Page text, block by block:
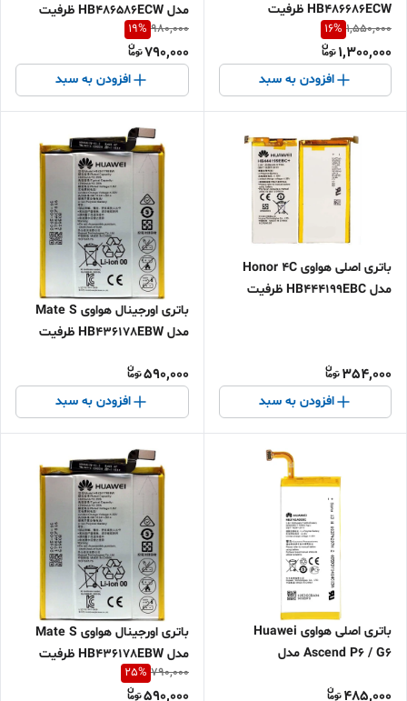
HB486686ECW ظرفیت
اقساطی و ارسال سریع
1,550,000
16%
1,300,000
افزودن به سبد
مدل HB486586ECW ظرفیت
اقساطی و ارسال سریع
980,000
19%
790,000
افزودن به سبد
باتری اصلی هواوی Honor 4C
مدل HB444199EBC ظرفیت
354,000
افزودن به سبد
باتری اورجینال هواوی Mate S
مدل HB436178EBW ظرفیت
ارسال سریع
590,000
افزودن به سبد
باتری اصلی هواوی Huawei
Ascend P6 / G6 مدل
2000mAh
485,000
باتری اورجینال هواوی Mate S
مدل HB436178EBW ظرفیت
790,000
25%
590,000